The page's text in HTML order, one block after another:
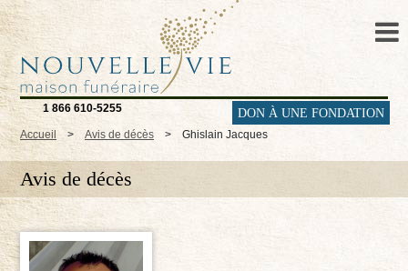
1 866 610-5255 DON À UNE FONDATION
Accueil > Avis de décès > Ghislain Jacques
Avis de décès